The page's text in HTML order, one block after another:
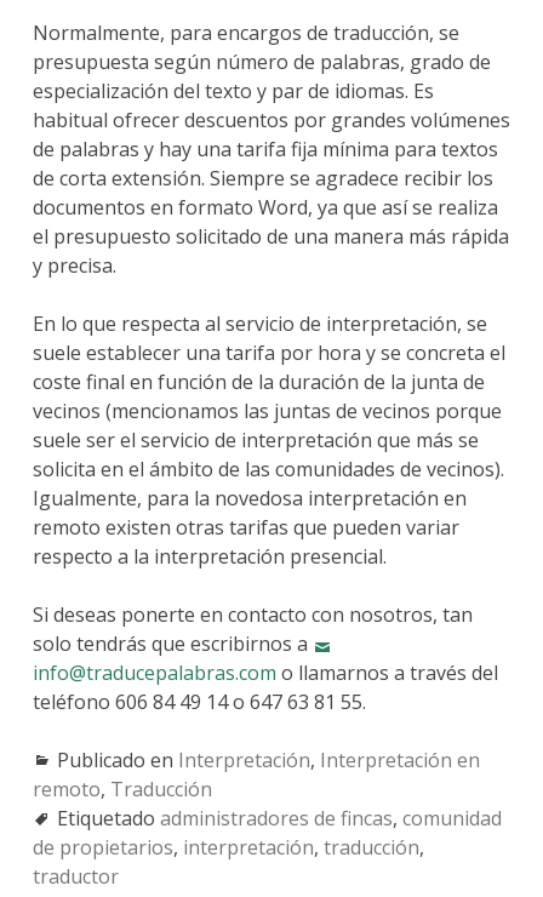
Normalmente, para encargos de traducción, se
presupuesta según número de palabras, grado de
especialización del texto y par de idiomas. Es
habitual ofrecer descuentos por grandes volúmenes
de palabras y hay una tarifa fija mínima para textos
de corta extensión. Siempre se agradece recibir los
documentos en formato Word, ya que así se realiza
el presupuesto solicitado de una manera más rápida
y precisa.
En lo que respecta al servicio de interpretación, se
suele establecer una tarifa por hora y se concreta el
coste final en función de la duración de la junta de
vecinos (mencionamos las juntas de vecinos porque
suele ser el servicio de interpretación que más se
solicita en el ámbito de las comunidades de vecinos).
Igualmente, para la novedosa interpretación en
remoto existen otras tarifas que pueden variar
respecto a la interpretación presencial.
Si deseas ponerte en contacto con nosotros, tan
solo tendrás que escribirnos a
info@traducepalabras.com o llamarnos a través del
teléfono 606 84 49 14 o 647 63 81 55.
Publicado en Interpretación, Interpretación en
remoto, Traducción
Etiquetado administradores de fincas, comunidad
de propietarios, interpretación, traducción,
traductor